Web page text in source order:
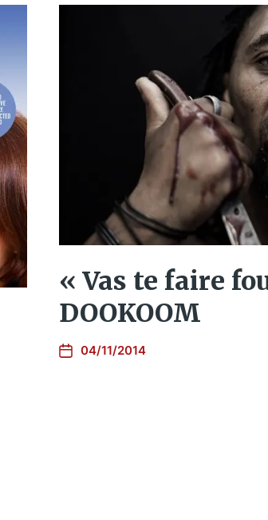
« Vas te faire
DOOKOOM
04/11/2014